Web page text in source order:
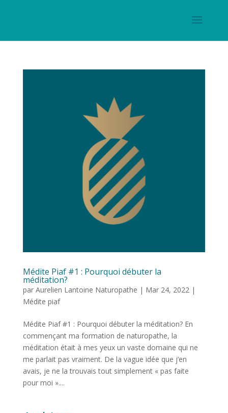
Médite Piaf #1 : Pourquoi débuter la
méditation?
par Aurelien Lantoine Naturopathe | Mar 24, 2022|
Médite piaf
Médite Piaf #1 : Pourquoi débuter la méditation? En
commençant ma formation de naturopathe, la
méditation était à mes yeux un vaste domaine qui ne
me parlait pas vraiment. De la vague idée que j’en
avais, je ne la trouvais tout simplement « pas faite
pour moi »....